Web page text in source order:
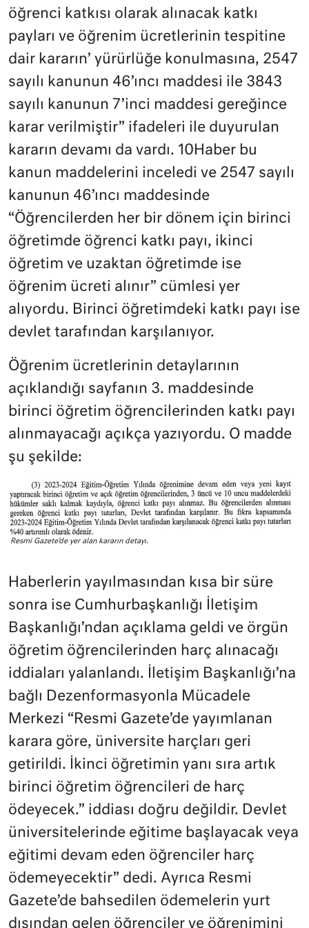
öğrenci katkısı olarak alınacak katkı
payları ve öğrenim ücretlerinin tespitine
dair kararın’ yürürlüğe konulmasına, 2547
sayılı kanunun 46’ıncı maddesi ile 3843
sayılı kanunun 7’inci maddesi gereğince
karar verilmiştir” ifadeleri ile duyurulan
kararın devamı da vardı. 10Haber bu
kanun maddelerini inceledi ve 2547 sayılı
kanunun 46’ıncı maddesinde
“Öğrencilerden her bir dönem için birinci
öğretimde öğrenci katkı payı, ikinci
öğretim ve uzaktan öğretimde ise
öğrenim ücreti alınır” cümlesi yer
alıyordu. Birinci öğretimdeki katkı payı ise
devlet tarafından karşılanıyor.
Öğrenim ücretlerinin detaylarının
açıklandığı sayfanın 3. maddesinde
birinci öğretim öğrencilerinden katkı payı
alınmayacağı açıkça yazıyordu. O madde
şu şekilde:
Resmi Gazete’de yer alan kararın detayı.
Haberlerin yayılmasından kısa bir süre
sonra ise Cumhurbaşkanlığı İletişim
Başkanlığı’ndan açıklama geldi ve örgün
öğretim öğrencilerinden harç alınacağı
iddiaları yalanlandı. İletişim Başkanlığı’na
bağlı Dezenformasyonla Mücadele
Merkezi “Resmi Gazete’de yayımlanan
karara göre, üniversite harçları geri
getirildi. İkinci öğretimin yanı sıra artık
birinci öğretim öğrencileri de harç
ödeyecek.” iddiası doğru değildir. Devlet
üniversitelerinde eğitime başlayacak veya
eğitimi devam eden öğrenciler harç
ödemeyecektir” dedi. Ayrıca Resmi
Gazete’de bahsedilen ödemelerin yurt
dışından gelen öğrenciler ve öğrenimini